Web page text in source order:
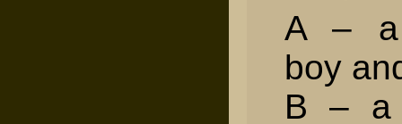
A – a
boy
B – a